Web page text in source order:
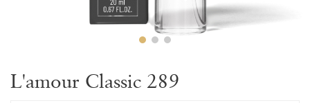
L'amour Classic 289